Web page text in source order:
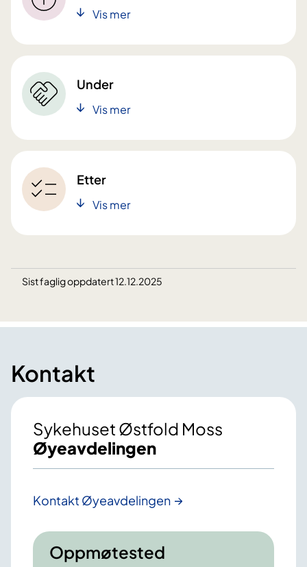
Vis mer
Under
Vis mer
Etter
Vis mer
Sist faglig oppdatert 12.12.2025
Kontakt
Sykehuset Østfold Moss
Øyeavdelingen
Kontakt Øyeavdelingen
Oppmøtested